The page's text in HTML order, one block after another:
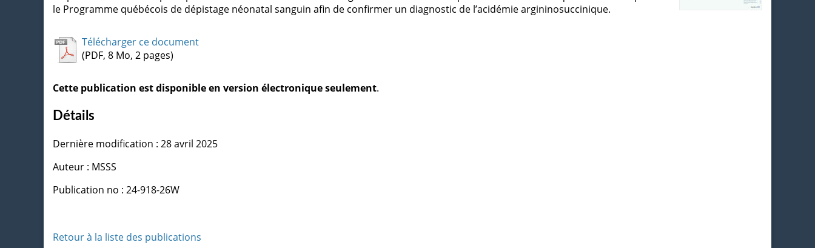
le Programme québécois de dépistage néonatal sanguin afin de confirmer un diagnostic de l’acidémie argininosuccinique.
Télécharger ce document
(PDF, 8 Mo, 2 pages)
Cette publication est disponible en version électronique seulement.
Détails
Dernière modification : 28 avril 2025
Auteur : MSSS
Publication no : 24-918-26W
Retour à la liste des publications